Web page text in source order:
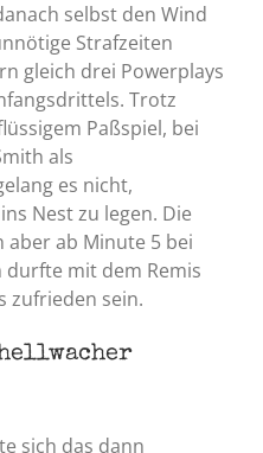
selbst den Wind
Strafzeiten
gleich drei Powerplays
Trotz
Paßspiel, bei
als
es nicht,
Nest zu legen. Die
aber ab Minute 5 bei
durfte mit dem Remis
zufrieden sein.
sich das dann